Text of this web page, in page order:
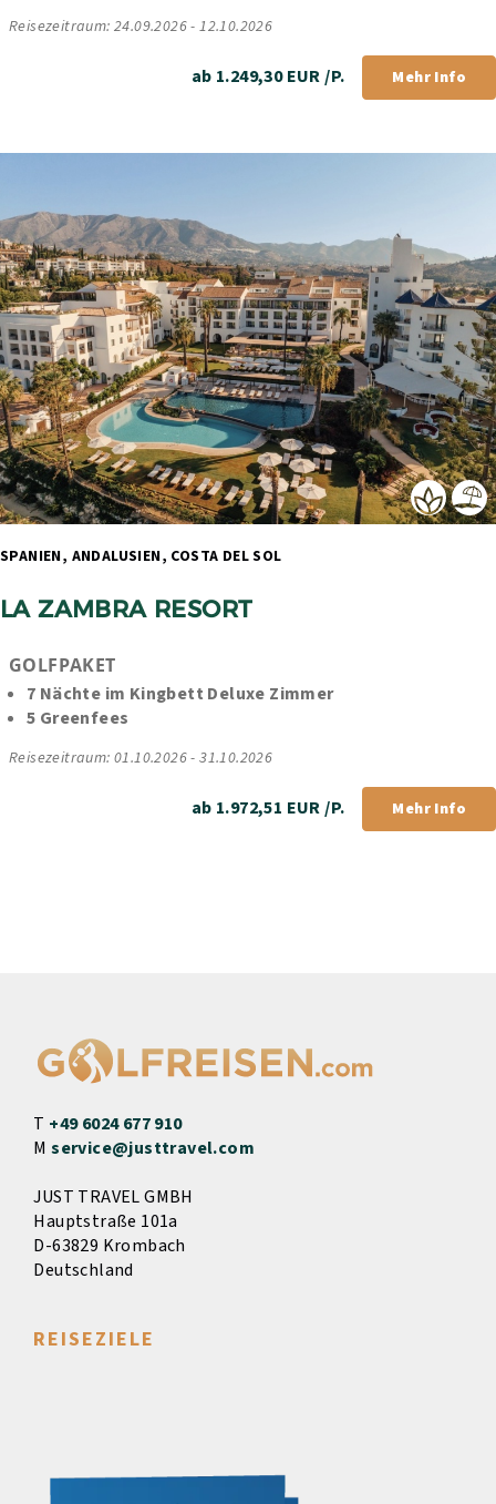
Reisezeitraum: 24.09.2026 - 12.10.2026
ab 1.249,30 EUR /P. Mehr Info
LA ZAMBRA RESORT
7 Nächte im Kingbett Deluxe Zimmer
5 Greenfees
Reisezeitraum: 01.10.2026 - 31.10.2026
ab 1.972,51 EUR /P. Mehr Info
T +49 6024 677 910
Mservice@justtravel.com
JUST TRAVEL GMBH
Hauptstraße 101a
D-63829 Krombach
Deutschland
REISEZIELE